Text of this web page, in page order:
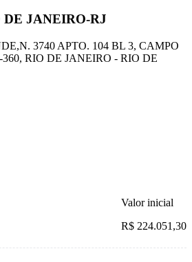
DE JANEIRO-RJ
3740 APTO. 104 BL 3, CAMPO
RIO DE JANEIRO - RIO DE
Valor inicial
R$ 224.051,30